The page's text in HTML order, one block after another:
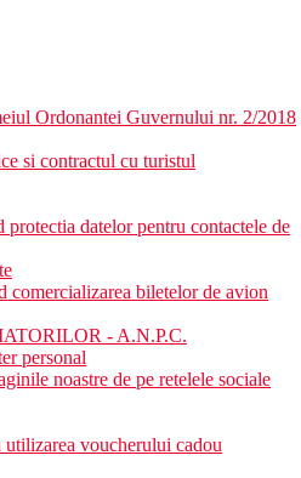
tip bufet
si prajituri in timpul zilei
zilei (kebab, nuggets, pide, fructe
gözleme, spaghete, pizza etc.
- 07:00)
de a lua masa intr-un
de productie locala 24 de
Ordonantei Guvernului nr. 2/2018
si contractul cu turistul
datelor pentru contactele de
biletelor de avion
- A.N.P.C.
personal
noastre de pe retelele sociale
voucherului cadou